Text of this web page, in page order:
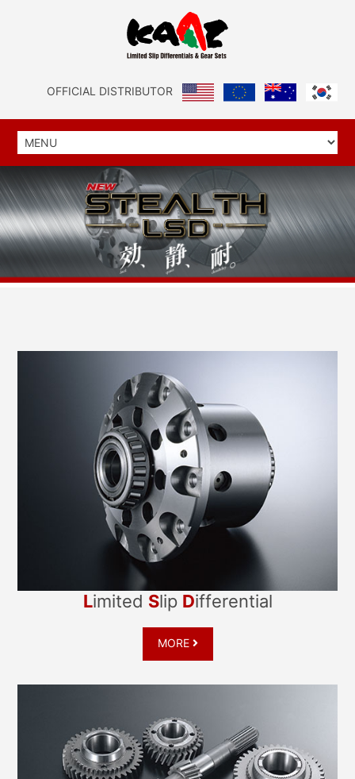
OFFICIAL DISTRIBUTOR
LImited SLip DIfferential
MORE